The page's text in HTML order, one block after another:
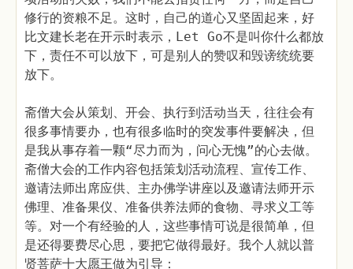
修行的资粮不足。这时，自己的道心又坚固起来，好
比文建长老在开示时表示，Let Go不是叫你什么都放
下，责任不可以放下，可是别人的赞叹和毁谤统统要
放下。
斋僧大会从策划、开会、执行到活动当天，往往会有
很多事情要办，也有很多临时的突发事件要解决，但
是我从事存着一颗“尽力而为，问心无愧”的心去做。
斋僧大会的工作内容包括策划活动流程、宣传工作、
邀请法师出席应供、主办佛学讲座以及邀请法师开示
佛理、准备果仪、准备供养法师的食物、寻求义工等
等。对一个有经验的人，这些事情可说是很简单，但
是还得要费尽心思，要把它做得最好。我个人就以普
贤菩萨十大愿王做为引导：